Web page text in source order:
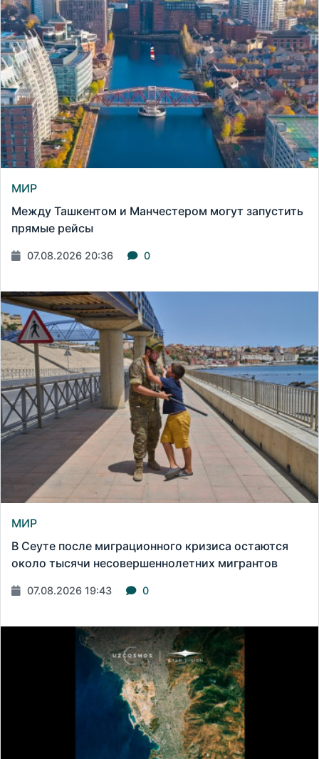
МИР
Между Ташкентом и Манчестером могут запустить
прямые рейсы
07.08.2026 20:36 0
МИР
В Сеуте после миграционного кризиса остаются
около тысячи несовершеннолетних мигрантов
07.08.2026 19:43 0